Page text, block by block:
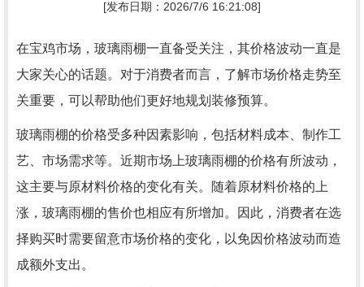
[发布日期：2026/7/6 16:21:08]
在宝鸡市场，玻璃雨棚一直备受关注，其价格波动一直是
大家关心的话题。对于消费者而言，了解市场价格走势至
关重要，可以帮助他们更好地规划装修预算。
玻璃雨棚的价格受多种因素影响，包括材料成本、制作工
艺、市场需求等。近期市场上玻璃雨棚的价格有所波动，
这主要与原材料价格的变化有关。随着原材料价格的上
涨，玻璃雨棚的售价也相应有所增加。因此，消费者在选
择购买时需要留意市场价格的变化，以免因价格波动而造
成额外支出。